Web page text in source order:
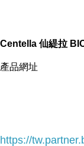
細緻的乳霜質地
然香氛，甜美
Centella 仙緹拉
產品網址
https://